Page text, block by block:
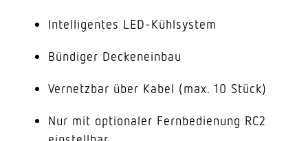
Intelligentes LED-Kühlsystem
Bündiger Deckeneinbau
Vernetzbar über Kabel (max. 10 Stück)
Nur mit optionaler Fernbedienung RC2